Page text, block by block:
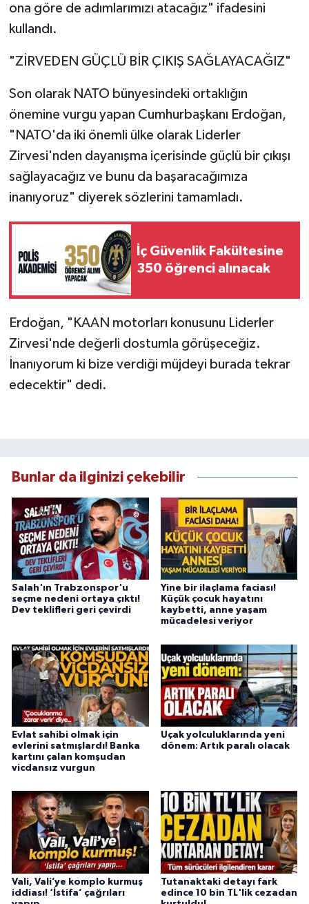
ona göre de adımlarımızı atacağız" ifadesini
kullandı.
"ZİRVEDEN GÜÇLÜ BİR ÇIKIŞ SAĞLAYACAĞIZ"
Son olarak NATO bünyesindeki ortaklığın
önemine vurgu yapan Cumhurbaşkanı Erdoğan,
"NATO'da iki önemli ülke olarak Liderler
Zirvesi'nden dayanışma içerisinde güçlü bir çıkışı
sağlayacağız ve bunu da başaracağımıza
inanıyoruz" diyerek sözlerini tamamladı.
İç Güvenlik Fakültesine
350 öğrenci alınacak
Erdoğan, "KAAN motorları konusunu Liderler
Zirvesi'nde değerli dostumla görüşeceğiz.
İnanıyorum ki bize verdiği müjdeyi burada tekrar
edecektir" dedi.
Bunlar da ilginizi çekebilir
Salah'ın Trabzonspor'u
seçme nedeni ortaya çıktı!
Dev teklifleri geri çevirdi
Yine bir ilaçlama faciası!
Küçük çocuk hayatını
kaybetti, anne yaşam
mücadelesi veriyor
Evlat sahibi olmak için
evlerini satmışlardı! Banka
kartını çalan komşudan
vicdansız vurgun
Uçak yolculuklarında yeni
dönem: Artık paralı olacak
Vali, Vali’ye komplo kurmuş
iddiası! ‘İstifa’ çağrıları
Tutanaktaki detayı fark
edince 10 bin TL'lik cezadan